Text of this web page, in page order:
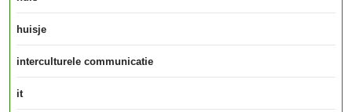
huisje
interculturele communicatie
it